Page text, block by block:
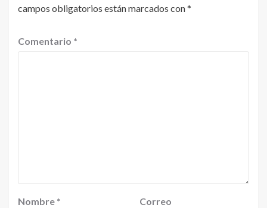
campos obligatorios están marcados con*
Comentario *
Nombre *
Correo